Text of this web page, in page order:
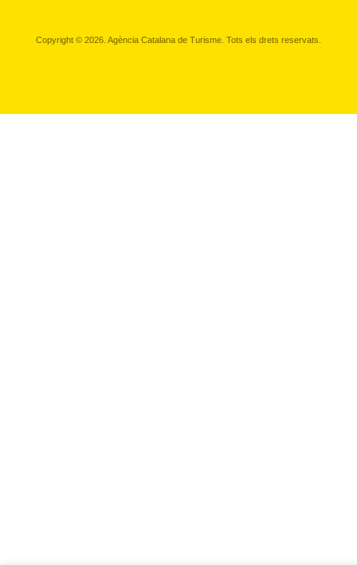
Copyright © 2026. Agència Catalana de Turisme. Tots els drets reservats.